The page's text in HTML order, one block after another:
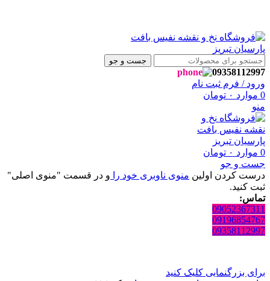
جست و جو
09358112997
ورود / فرم ثبت نام
0 موارد ۰ تومان
منو
0 موارد ۰ تومان
جست و جو
درست کردن اولین منوی ناوبری خود را و در قسمت "منوی اصلی"
ثبت کنید.
تماس:
09052367311
09196854767
09358112997
برای بزرگنمایی کلیک کنید